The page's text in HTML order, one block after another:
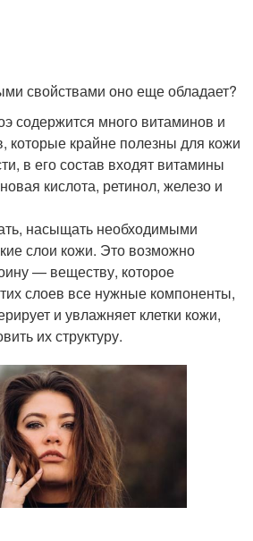
свойствами оно еще обладает?
содержится много витаминов и
которые крайне полезны для кожи
в его состав входят витамины
кислота, ретинол, железо и
насыщать необходимыми
слои кожи. Это возможно
— веществу, которое
слоев все нужные компоненты,
и увлажняет клетки кожи,
их структуру.